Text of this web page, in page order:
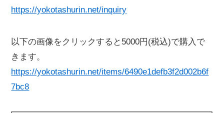
https://yokotashurin.net/inquiry
以下の画像をクリックすると5000円(税込)で購入で
きます。
https://yokotashurin.net/items/6490e1defb3f2d002b6f
7bc8